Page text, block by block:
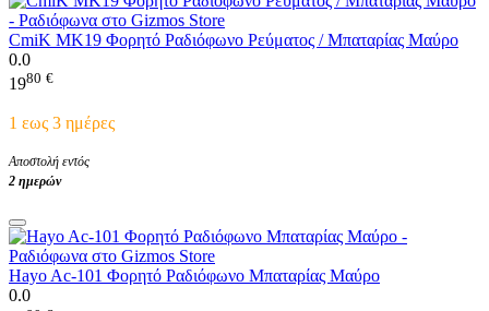
CmiK MK19 Φορητό Ραδιόφωνο Ρεύματος / Μπαταρίας Μαύρο
0.0
1980 €
1 εως 3 ημέρες
Αποστολή εντός
2 ημερών
Hayo Ac-101 Φορητό Ραδιόφωνο Μπαταρίας Μαύρο
0.0